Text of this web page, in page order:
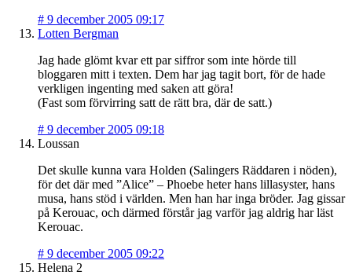
# 9 december 2005 09:17
Lotten Bergman
Jag hade glömt kvar ett par siffror som inte hörde till
bloggaren mitt i texten. Dem har jag tagit bort, för de hade
verkligen ingenting med saken att göra!
(Fast som förvirring satt de rätt bra, där de satt.)
# 9 december 2005 09:18
Loussan
Det skulle kunna vara Holden (Salingers Räddaren i nöden),
för det där med ”Alice” – Phoebe heter hans lillasyster, hans
musa, hans stöd i världen. Men han har inga bröder. Jag gissar
på Kerouac, och därmed förstår jag varför jag aldrig har läst
Kerouac.
# 9 december 2005 09:22
Helena 2